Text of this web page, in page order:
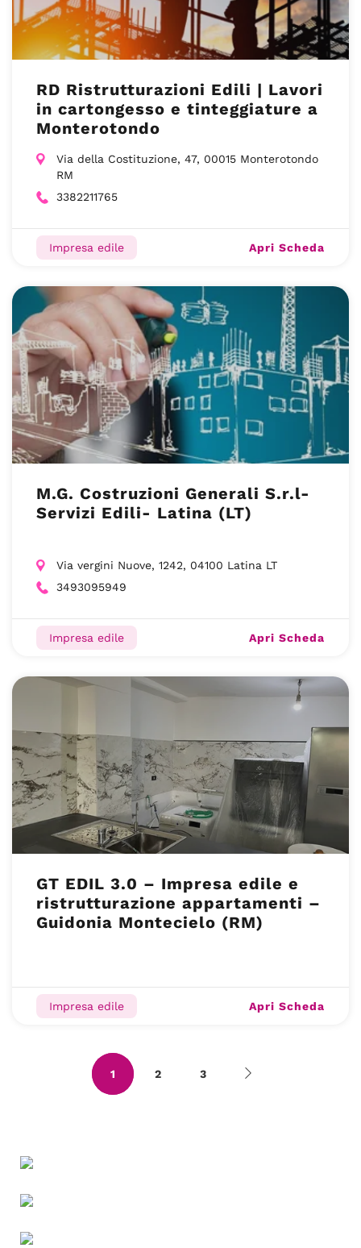
RD Ristrutturazioni Edili | Lavori
in cartongesso e tinteggiature a
Monterotondo
Via della Costituzione, 47, 00015 Monterotondo
RM
3382211765
Impresa edile Apri Scheda
M.G. Costruzioni Generali S.r.l-
Servizi Edili- Latina (LT)
Via vergini Nuove, 1242, 04100 Latina LT
3493095949
Impresa edile Apri Scheda
GT EDIL 3.0 – Impresa edile e
ristrutturazione appartamenti –
Guidonia Montecielo (RM)
Impresa edile Apri Scheda
1 2 3